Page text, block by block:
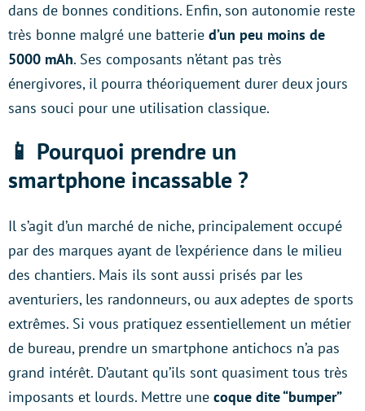
dans de bonnes conditions. Enfin, son autonomie reste
très bonne malgré une batterie d’un peu moins de
5000 mAh. Ses composants n’étant pas très
énergivores, il pourra théoriquement durer deux jours
sans souci pour une utilisation classique.
📱 Pourquoi prendre un
smartphone incassable ?
Il s’agit d’un marché de niche, principalement occupé
par des marques ayant de l’expérience dans le milieu
des chantiers. Mais ils sont aussi prisés par les
aventuriers, les randonneurs, ou aux adeptes de sports
extrêmes. Si vous pratiquez essentiellement un métier
de bureau, prendre un smartphone antichocs n’a pas
grand intérêt. D’autant qu’ils sont quasiment tous très
imposants et lourds. Mettre une coque dite “bumper”